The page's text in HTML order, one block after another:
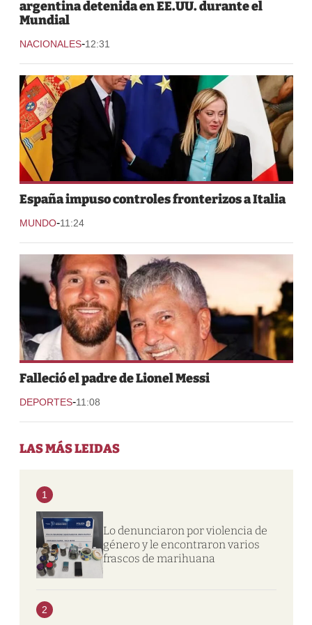
argentina detenida en EE.UU. durante el
Mundial
NACIONALES-12:31
España impuso controles fronterizos a Italia
MUNDO-11:24
Falleció el padre de Lionel Messi
DEPORTES-11:08
LAS MÁS LEIDAS
1
Lo denunciaron por violencia de
género y le encontraron varios
frascos de marihuana
2